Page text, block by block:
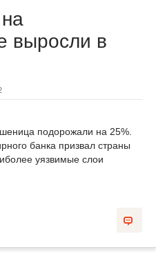
выросли в
подорожали на 25%.
банка призвал страны
уязвимые слои